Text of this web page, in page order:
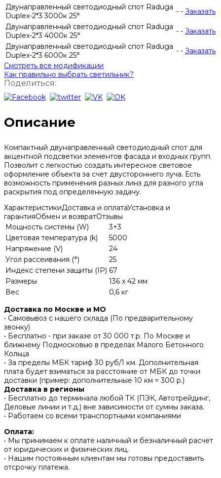
Двунаправленный светодиодный спот Raduga
Duplex-2*3 3000к 25°
- - Заказать
Двунаправленный светодиодный спот Raduga
Duplex-2*3 4000к 25°
- - Заказать
Двунаправленный светодиодный спот Raduga
Duplex-2*3 6000к 25°
- - Заказать
Смотреть все модификации
Как правильно выбрать светильник?
Поделиться:
Описание
Компактный двунаправленный светодиодный спот для
акцентной подсветки элементов фасада и входных групп.
Позволит с легкостью создать интересное световое
оформление объекта за счет двустороннего луча. Есть
возможность применения разных линз для разного угла
раскрытия под определенную задачу.
ХарактеристикиДоставка и оплатаУстановка и
гарантияОбмен и возвратОтзывы
Мощность системы (W)
3+3
Цветовая температура (k)
5000
Напряжение (V)
24
Угол рассеивания (°)
25
Индекс степени защиты (IP) 67
Размеры
136 x 42 мм
Вес
0,6 кг
Доставка по Москве и МО
• Самовывоз с нашего склада (По предварительному
звонку)
• Бесплатно - при заказе от 30 000 т.р. По Москве и
ближнему Подмосковью в пределах Малого Бетонного
Кольца
• За пределы МБК тариф 30 руб/1 км. Дополнительная
плата будет взиматься за расстояние от МБК до точки
доставки (пример: дополнительные 10 км = 300 р.)
Доставка в регионы
• Бесплатно до терминала любой ТК (ПЭК, Автотрейдинг,
Деловые линии и т.д.) вне зависимости от суммы заказа.
• Работаем со всеми транспортными компаниями
Оплата:
• Мы принимаем к оплате наличный и безналичный расчет
от юридических и физических лиц.
• Нашим постоянным клиентам мы готовы предоставить
отсрочку платежа.